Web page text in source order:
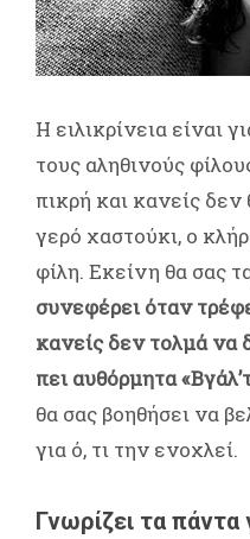
Η ειλικρίνεια είναι
τους αληθινούς
πικρή και κανείς
γερό χαστούκι, ο
φίλη. Εκείνη θα σας
συνεφέρει όταν
κανείς δεν τολμά να
πει αυθόρμητα
θα σας βοηθήσει να
για ό, τι την ενοχλεί.
Γνωρίζει τα πάντα